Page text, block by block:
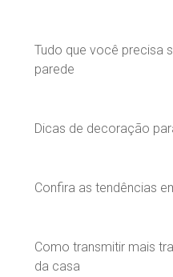
Tudo que você precisa
parede
Dicas de decoração
Confira as tendências
Como transmitir mais
da casa